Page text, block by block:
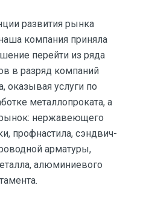
развития рынка
компания приняла
перейти из ряда
в разряд компаний
оказывая услуги по
металлопроката, а
нержавеющего
профнастила, сэндвич-
арматуры,
алюминиевого